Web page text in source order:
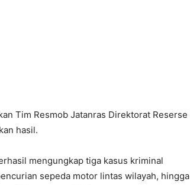
Tim Resmob Jatanras Direktorat Reserse
hasil.
mengungkap tiga kasus kriminal
sepeda motor lintas wilayah, hingga